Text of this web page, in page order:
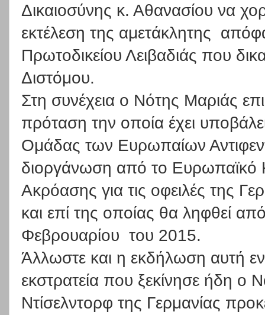
Δικαιοσύνης κ. Αθανασίου να
εκτέλεση της αμετάκλητης
Πρωτοδικείου Λειβαδιάς που
Διστόμου.
Στη συνέχεια ο Νότης Μαριάς
πρόταση την οποία έχει
Ομάδας των Ευρωπαίων
διοργάνωση από το Ευρωπαϊκό
Ακρόασης για τις οφειλές της
και επί της οποίας θα ληφθεί
Φεβρουαρίου του 2015.
Άλλωστε και η εκδήλωση αυτή
εκστρατεία που ξεκίνησε ήδη ο
Ντίσελντορφ της Γερμανίας